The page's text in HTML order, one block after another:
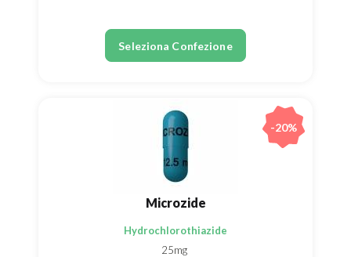
Seleziona Confezione
Microzide
Hydrochlorothiazide
25mg
-20%